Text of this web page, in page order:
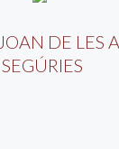
DE LES